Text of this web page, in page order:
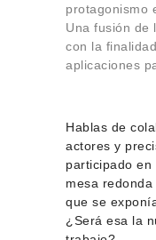
protagonismo
Una fusión de
con la
aplicaciones
Hablas de
actores y
participado en
mesa
que se
¿Será esa la